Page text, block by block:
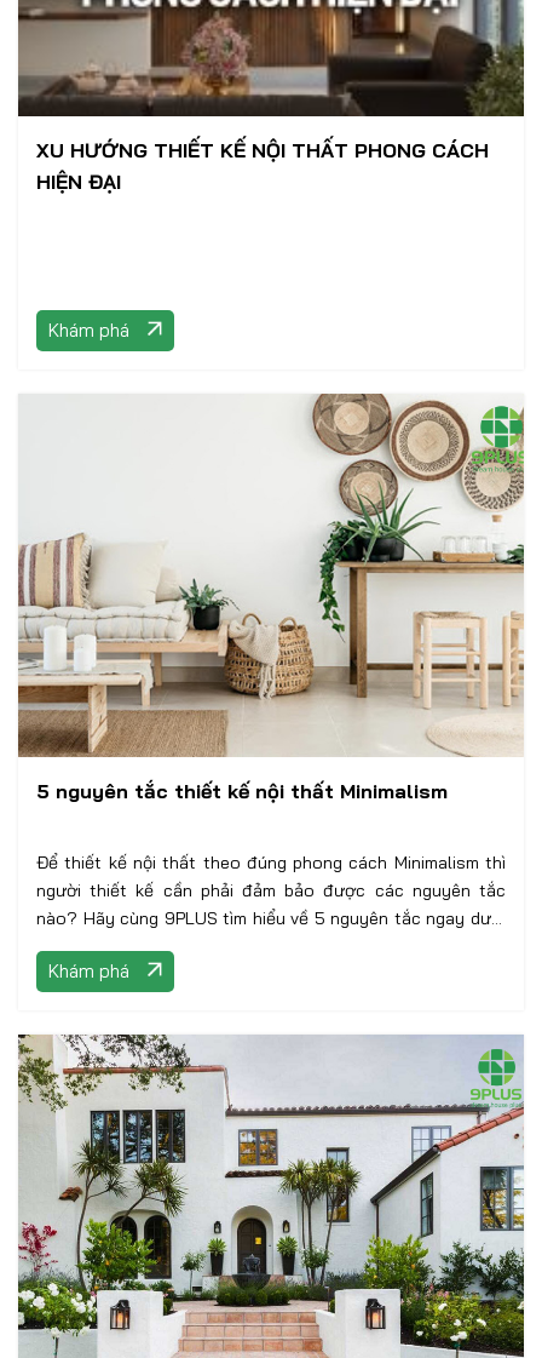
XU HƯỚNG THIẾT KẾ NỘI THẤT PHONG CÁCH
HIỆN ĐẠI
Khám phá
5 nguyên tắc thiết kế nội thất Minimalism
Để thiết kế nội thất theo đúng phong cách Minimalism thì
người thiết kế cần phải đảm bảo được các nguyên tắc
nào? Hãy cùng 9PLUS tìm hiểu về 5 nguyên tắc ngay dưới
đây
Khám phá